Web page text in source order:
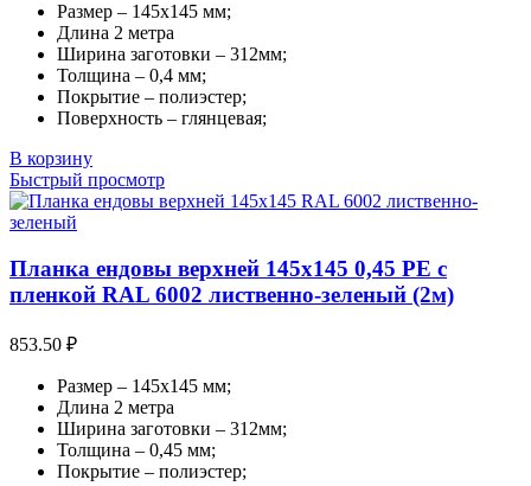
Размер – 145х145 мм;
Длина 2 метра
Ширина заготовки – 312мм;
Толщина – 0,4 мм;
Покрытие – полиэстер;
Поверхность – глянцевая;
В корзину
Быстрый просмотр
Планка ендовы верхней 145х145 0,45 PE с
пленкой RAL 6002 лиственно-зеленый (2м)
853.50 ₽
Размер – 145х145 мм;
Длина 2 метра
Ширина заготовки – 312мм;
Толщина – 0,45 мм;
Покрытие – полиэстер;